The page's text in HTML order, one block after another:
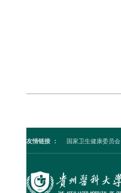
友情链接 ： 国家卫生健康委员会